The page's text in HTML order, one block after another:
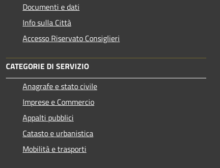
Documenti e dati
Info sulla Città
Accesso Riservato Consiglieri
CATEGORIE DI SERVIZIO
Anagrafe e stato civile
Imprese e Commercio
Appalti pubblici
Catasto e urbanistica
Mobilità e trasporti